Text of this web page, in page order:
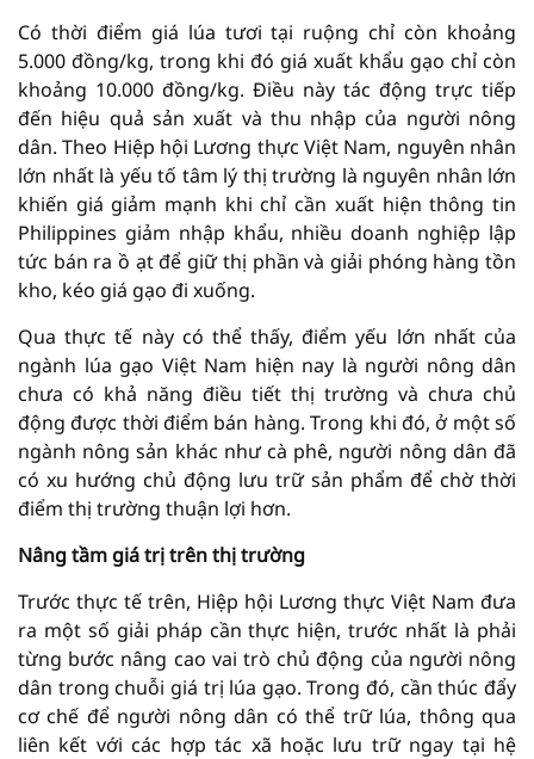
Có thời điểm giá lúa tươi tại ruộng chỉ còn khoảng
5.000 đồng/kg, trong khi đó giá xuất khẩu gạo chỉ còn
khoảng 10.000 đồng/kg. Điều này tác động trực tiếp
đến hiệu quả sản xuất và thu nhập của người nông
dân. Theo Hiệp hội Lương thực Việt Nam, nguyên nhân
lớn nhất là yếu tố tâm lý thị trường là nguyên nhân lớn
khiến giá giảm mạnh khi chỉ cần xuất hiện thông tin
Philippines giảm nhập khẩu, nhiều doanh nghiệp lập
tức bán ra ồ ạt để giữ thị phần và giải phóng hàng tồn
kho, kéo giá gạo đi xuống.
Qua thực tế này có thể thấy, điểm yếu lớn nhất của
ngành lúa gạo Việt Nam hiện nay là người nông dân
chưa có khả năng điều tiết thị trường và chưa chủ
động được thời điểm bán hàng. Trong khi đó, ở một số
ngành nông sản khác như cà phê, người nông dân đã
có xu hướng chủ động lưu trữ sản phẩm để chờ thời
điểm thị trường thuận lợi hơn.
Nâng tầm giá trị trên thị trường
Trước thực tế trên, Hiệp hội Lương thực Việt Nam đưa
ra một số giải pháp cần thực hiện, trước nhất là phải
từng bước nâng cao vai trò chủ động của người nông
dân trong chuỗi giá trị lúa gạo. Trong đó, cần thúc đẩy
cơ chế để người nông dân có thể trữ lúa, thông qua
liên kết với các hợp tác xã hoặc lưu trữ ngay tại hệ